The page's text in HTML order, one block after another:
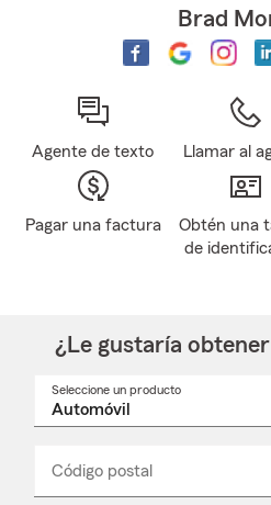
Brad
Agente de texto Llamar al
Pagar una factura
Obtén una
de
¿Le gustaría
Seleccione un producto
desplegable
Código postal
_____